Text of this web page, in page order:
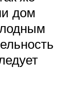
дом